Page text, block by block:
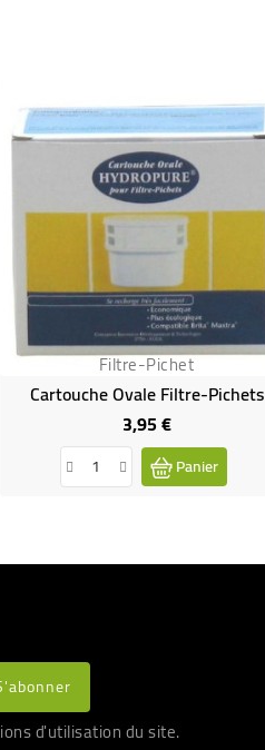
Filtre-Pichet
Cartouche Ovale Filtre-Pichets
3,95 €Prix
Panier
d'utilisation du site.